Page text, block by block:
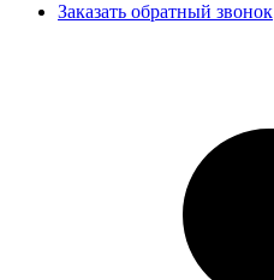
Заказать обратный звонок